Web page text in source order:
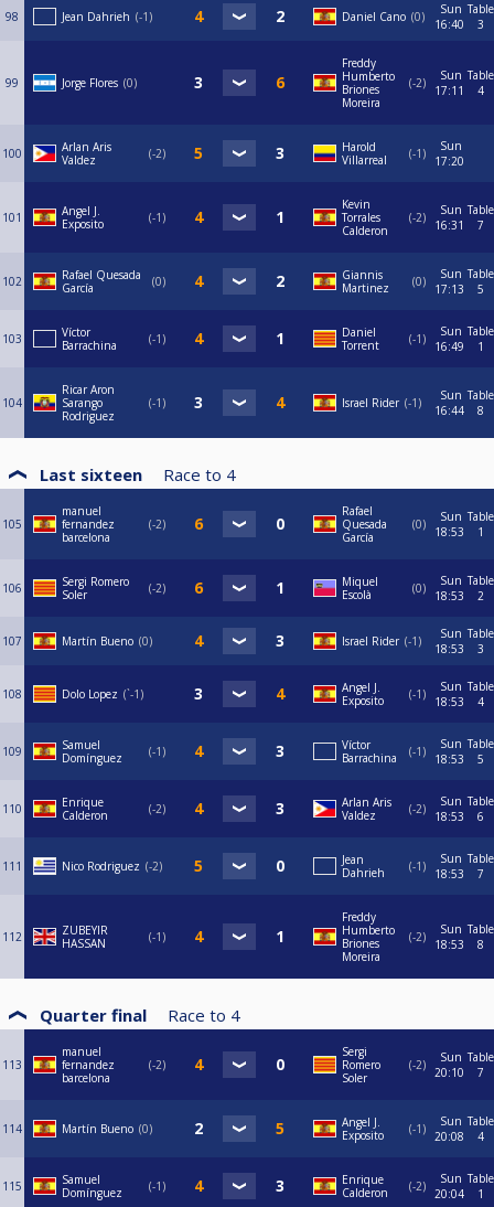
98 Jean Dahrieh -1 Daniel Cano 0
Sun
16:40
Table
3
99 Jorge Flores 0
Freddy
Humberto
Briones
Moreira
-2
Sun
17:11
Table
4
100
Arlan Aris
Valdez
-2
Harold
Villarreal
-1
Sun
17:20
101
Angel J.
Exposito
-1
Kevin
Torrales
Calderon
-2
Sun
16:31
Table
7
102
Rafael Quesada
García
0
Giannis
Martinez
0
Sun
17:13
Table
5
103
Víctor
Barrachina
-1
Daniel
Torrent
-1
Sun
16:49
Table
1
104
Ricar Aron
Sarango
Rodriguez
-1 Israel Rider -1
Sun
16:44
Table
8
Last sixteen Race to 4
105
manuel
fernandez
barcelona
-2
Rafael
Quesada
García
0
Sun
18:53
Table
1
106
Sergi Romero
Soler
-2
Miquel
Escolà
0
Sun
18:53
Table
2
107 Martín Bueno 0 Israel Rider -1
Sun
18:53
Table
3
108 Dolo Lopez `-1
Angel J.
Exposito
-1
Sun
18:53
Table
4
109
Samuel
Domínguez
-1
Víctor
Barrachina
-1
Sun
18:53
Table
5
110
Enrique
Calderon
-2
Arlan Aris
Valdez
-2
Sun
18:53
Table
6
111 Nico Rodriguez -2
Jean
Dahrieh
-1
Sun
18:53
Table
7
112
ZUBEYIR
HASSAN
-1
Freddy
Humberto
Briones
Moreira
-2
Sun
18:53
Table
8
Quarter final Race to 4
113
manuel
fernandez
barcelona
-2
Sergi
Romero
Soler
-2
Sun
20:10
Table
7
114 Martín Bueno 0
Angel J.
Exposito
-1
Sun
20:08
Table
4
115
Samuel
Domínguez
-1
Enrique
Calderon
-2
Sun
20:04
Table
1